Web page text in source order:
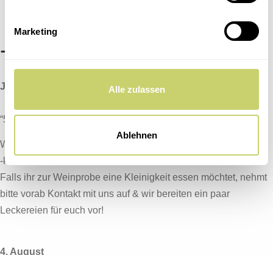
Marketing
Alle zulassen
Ablehnen
-Öffnungszeiten-
Jeden Mittwoch
“5 Weine mit Tante Anne”
Weinprobe 17 – 19 Uhr
-kostenlos-
Falls ihr zur Weinprobe eine Kleinigkeit essen möchtet, nehmt
bitte vorab Kontakt mit uns auf & wir bereiten ein paar
Leckereien für euch vor!
4. August